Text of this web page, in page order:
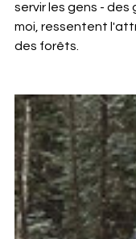
servir les gens - des
moi, ressentent
des forêts.